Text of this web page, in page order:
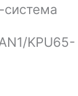
KPU65-